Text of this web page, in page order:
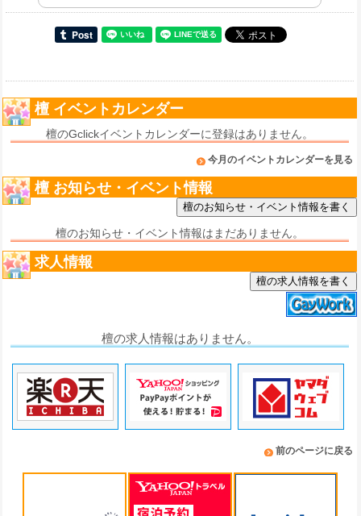
檀 イベントカレンダー
檀のGclickイベントカレンダーに登録はありません。
今月のイベントカレンダーを見る
檀 お知らせ・イベント情報
檀のお知らせ・イベント情報はまだありません。
求人情報
檀の求人情報を書く
檀の求人情報はありません。
前のページに戻る